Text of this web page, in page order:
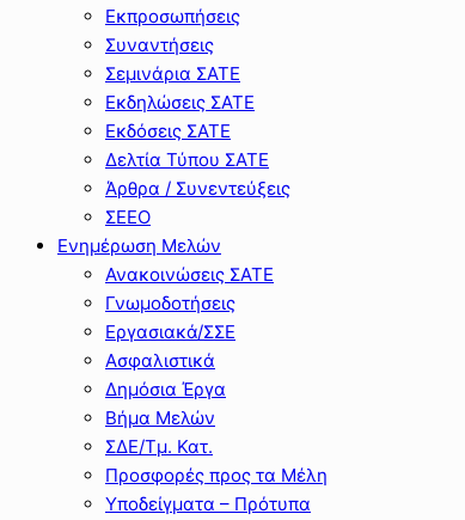
Εκπροσωπήσεις
Συναντήσεις
Σεμινάρια ΣΑΤΕ
Εκδηλώσεις ΣΑΤΕ
Εκδόσεις ΣΑΤΕ
Δελτία Τύπου ΣΑΤΕ
Άρθρα / Συνεντεύξεις
ΣΕΕΟ
Ενημέρωση Μελών
Ανακοινώσεις ΣΑΤΕ
Γνωμοδοτήσεις
Εργασιακά/ΣΣΕ
Ασφαλιστικά
Δημόσια Έργα
Βήμα Μελών
ΣΔΕ/Τμ. Κατ.
Προσφορές προς τα Μέλη
Υποδείγματα – Πρότυπα